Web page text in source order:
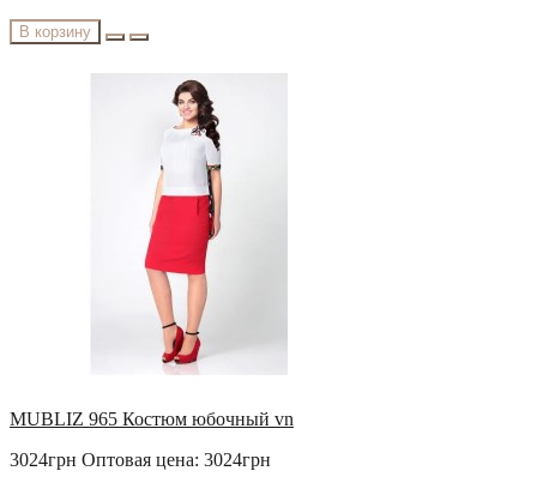
В корзину
MUBLIZ 965 Костюм юбочный vn
3024грн Оптовая цена: 3024грн